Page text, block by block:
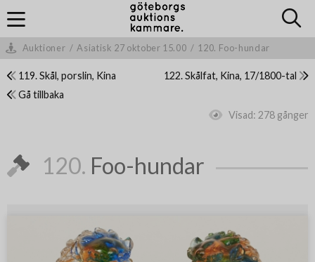
Auktioner / Asiatisk 27 oktober 15.00 / 120. Foo-hundar
119. Skål, porslin, Kina
122. Skålfat, Kina, 17/1800-tal
Gå tillbaka
Visad: 278 gånger
120. Foo-hundar